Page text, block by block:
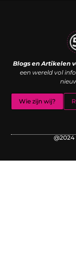
Blogs en Artikelen
een wereld vol
Wie zijn wij?
@2024